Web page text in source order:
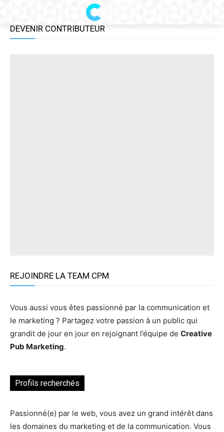
DEVENIR CONTRIBUTEUR
REJOINDRE LA TEAM CPM
Vous aussi vous êtes passionné par la communication et
le marketing ? Partagez votre passion à un public qui
grandit de jour en jour en rejoignant l’équipe de Creative
Pub Marketing.
Profils recherchés
Passionné(e) par le web, vous avez un grand intérêt dans
les domaines du marketing et de la communication. Vous